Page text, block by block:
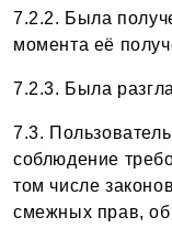
7.2.2. Была
момента её
7.2.3. Была
7.3.
соблюдение
том числе
смежных прав, об